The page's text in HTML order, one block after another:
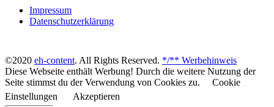
Impressum
Datenschutzerklärung
©2020 eh-content. All Rights Reserved. */** Werbehinweis
Diese Webseite enthält Werbung! Durch die weitere Nutzung der
Seite stimmst du der Verwendung von Cookies zu.
Cookie
Einstellungen
Akzeptieren